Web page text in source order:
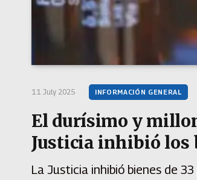
11 July 2025 INFORMACIÓN GENERAL
El durísimo y
Justicia inhibió los
La Justicia inhibió bienes de